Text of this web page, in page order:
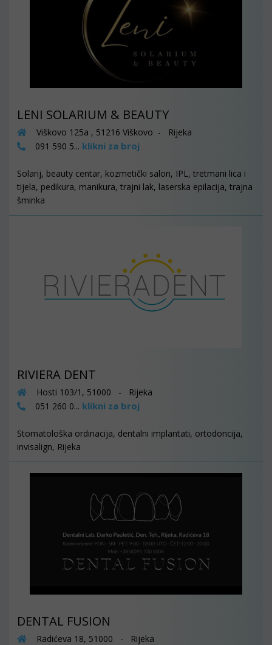
LENI SOLARIUM & BEAUTY
Viškovo 125a , 51216 Viškovo - Rijeka
091 590 5... klikni za broj
Solarij, beauty centar, kozmetički salon, IPL, tretmani lica i
tijela, pedikura, manikura, trajni lak, laserska epilacija, trajna
šminka
RIVIERA DENT
Hosti 103/1, 51000 - Rijeka
051 260 0... klikni za broj
Stomatološka ordinacija, dentalni implantati, ortodoncija,
invisalign, Rijeka
DENTAL FUSION
Radićeva 18, 51000 - Rijeka